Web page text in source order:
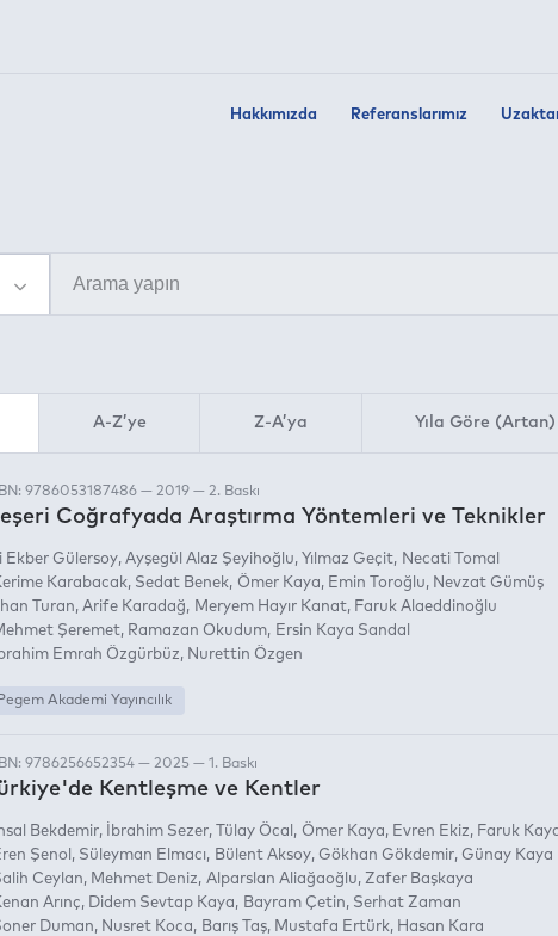
Hakkımızda Referanslarımız
A-Z’ye Z-A’ya Yıla Göre (Artan)
9786053187486 — 2019 — 2. Baskı
Coğrafyada Araştırma Yöntemleri ve Teknikler
Ekber Gülersoy Ayşegül Alaz Şeyihoğlu Yılmaz Geçit
Necati Tomal
Karabacak Sedat Benek Ömer Kaya Emin Toroğlu
Nevzat Gümüş
İlhan Turan Arife Karadağ Meryem Hayır Kanat
Faruk Alaeddinoğlu
Şeremet
Ramazan Okudum
Ersin Kaya Sandal
İbrahim Emrah Özgürbüz
Nurettin Özgen
Pegem Akademi Yayıncılık
9786256652354 — 2025 — 1. Baskı
Kentleşme ve Kentler
Bekdemir İbrahim Sezer Tülay Öcal Ömer Kaya Evren Ekiz
Faruk
Şenol
Süleyman Elmacı Bülent Aksoy Gökhan Gökdemir Günay Kaya
Ceylan
Mehmet Deniz Alparslan Aliağaoğlu Zafer Başkaya
Arınç
Didem Sevtap Kaya Bayram Çetin
Serhat Zaman
Duman
Nusret Koca Barış Taş Mustafa Ertürk
Hasan Kara